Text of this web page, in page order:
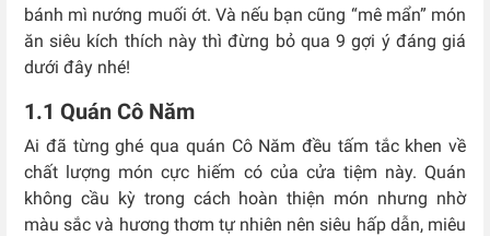
bánh mì nướng muối ớt. Và nếu bạn cũng “mê mẩn” món
ăn siêu kích thích này thì đừng bỏ qua 9 gợi ý đáng giá
dưới đây nhé!
1.1 Quán Cô Năm
Ai đã từng ghé qua quán Cô Năm đều tấm tắc khen về
chất lượng món cực hiếm có của cửa tiệm này. Quán
không cầu kỳ trong cách hoàn thiện món nhưng nhờ
màu sắc và hương thơm tự nhiên nên siêu hấp dẫn, miêu